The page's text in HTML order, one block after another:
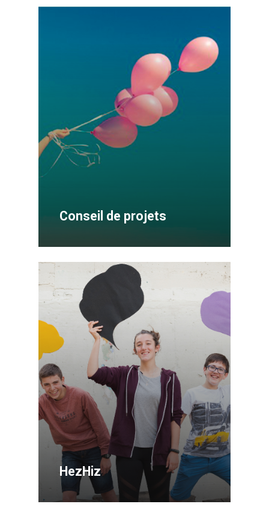
Conseil de projets
HezHiz